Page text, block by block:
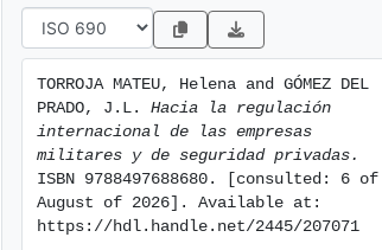
TORROJA MATEU, Helena and GÓMEZ DEL
PRADO, J.L. Hacia la regulación
internacional de las empresas
militares y de seguridad privadas.
ISBN 9788497688680. [consulted: 6 of
August of 2026]. Available at:
https://hdl.handle.net/2445/207071